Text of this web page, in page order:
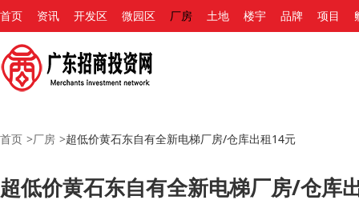
首页 资讯 开发区 微园区 厂房 土地 楼宇 品牌 项目
首页 >厂房 >超低价黄石东自有全新电梯厂房/仓库出租14元
超低价黄石东自有全新电梯厂房/仓库